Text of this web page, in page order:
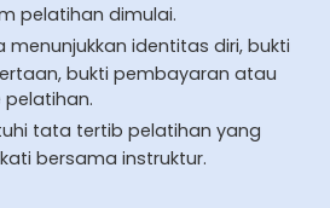
pelatihan dimulai.
menunjukkan identitas diri, bukti
bukti pembayaran atau
pelatihan.
tata tertib pelatihan yang
bersama instruktur.